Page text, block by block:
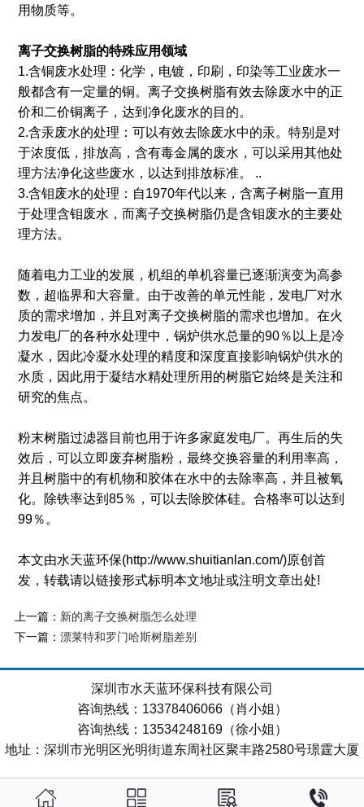
用物质等。
离子交换树脂的特殊应用领域
1.含铜废水处理：化学，电镀，印刷，印染等工业废水一
般都含有一定量的铜。离子交换树脂有效去除废水中的正
价和二价铜离子，达到净化废水的目的。
2.含汞废水的处理：可以有效去除废水中的汞。特别是对
于浓度低，排放高，含有毒金属的废水，可以采用其他处
理方法净化这些废水，以达到排放标准。 ..
3.含钼废水的处理：自1970年代以来，含离子树脂一直用
于处理含钼废水，而离子交换树脂仍是含钼废水的主要处
理方法。
随着电力工业的发展，机组的单机容量已逐渐演变为高参
数，超临界和大容量。由于改善的单元性能，发电厂对水
质的需求增加，并且对离子交换树脂的需求也增加。在火
力发电厂的各种水处理中，锅炉供水总量的90％以上是冷
凝水，因此冷凝水处理的精度和深度直接影响锅炉供水的
水质，因此用于凝结水精处理所用的树脂它始终是关注和
研究的焦点。
粉末树脂过滤器目前也用于许多家庭发电厂。再生后的失
效后，可以立即废弃树脂粉，最终交换容量的利用率高，
并且树脂中的有机物和胶体在水中的去除率高，并且被氧
化。除铁率达到85％，可以去除胶体硅。合格率可以达到
99％。
本文由水天蓝环保(http://www.shuitianlan.com/)原创首
发，转载请以链接形式标明本文地址或注明文章出处!
上一篇： 新的离子交换树脂怎么处理
下一篇： 漂莱特和罗门哈斯树脂差别
深圳市水天蓝环保科技有限公司
咨询热线：13378406066（肖小姐）
咨询热线：13534248169（徐小姐）
地址：深圳市光明区光明街道东周社区聚丰路2580号璟霆大厦